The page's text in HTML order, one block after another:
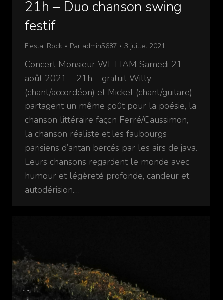
21h – Duo chanson swing
festif
Fiesta, Rock Par admin5687 3 juillet 2021
Concert Monsieur WILLIAM Samedi 21
août 2021 – 21h – gratuit Willy
(chant/accordéon) et Mickel (chant/guitare)
partagent un même goût pour la poésie, la
chanson littéraire façon Ferré/Caussimon,
la chanson réaliste et les faubourgs
parisiens d’antan bercés par les airs de java.
Leurs chansons regardent le monde avec
humour et légèreté profonde, candeur et
autodérision.…